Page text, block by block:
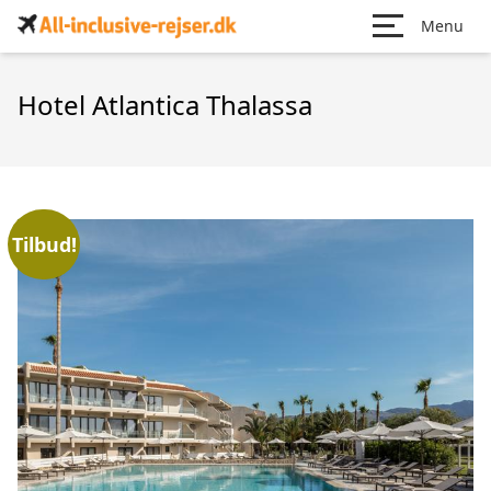
Menu
Hotel Atlantica Thalassa
Tilbud!